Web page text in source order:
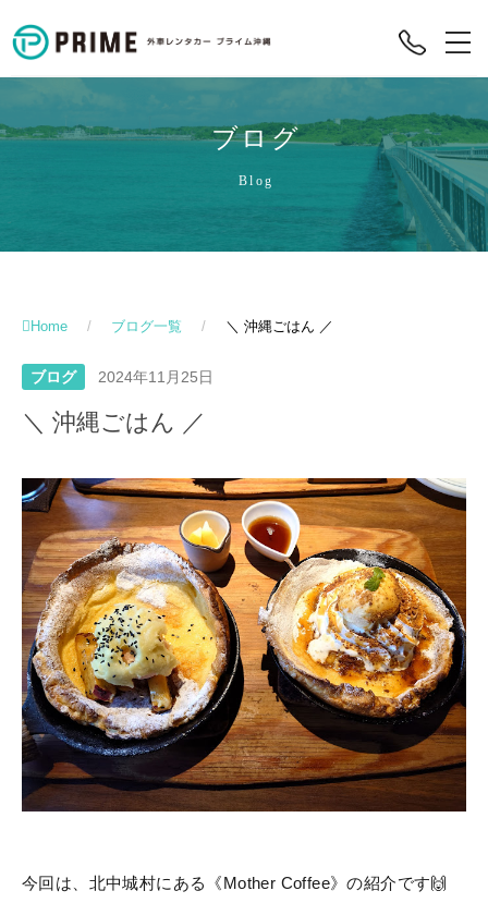
ブログ
Blog
Home / ブログ一覧 / ＼ 沖縄ごはん ／
ブログ 2024年11月25日
＼ 沖縄ごはん ／
今回は、北中城村にある《Mother Coffee》の紹介です🙌